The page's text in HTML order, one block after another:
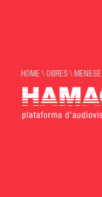
HOME \OBRES \ MENESE